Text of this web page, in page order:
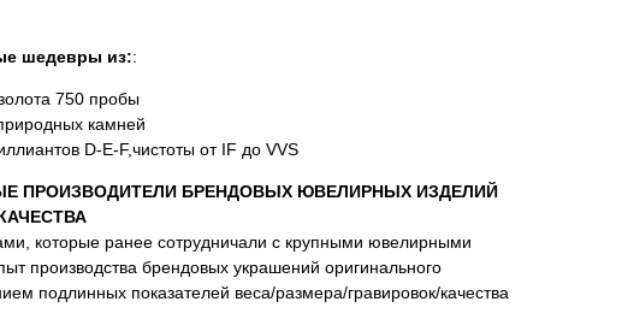
шедевры из::
750 пробы
камней
D-E-F,чистоты от IF до VVS
ПРОИЗВОДИТЕЛИ БРЕНДОВЫХ ЮВЕЛИРНЫХ ИЗДЕЛИЙ
которые ранее сотрудничали с крупными ювелирными
производства брендовых украшений оригинального
подлинных показателей веса/размера/гравировок/качества